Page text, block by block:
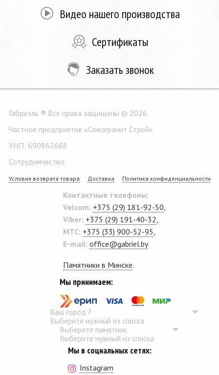
Видео нашего производства
Сертификаты
Заказать звонок
Габриэль ® Все права защищены © 2026
Частное предприятие «Союзгранит Строй»
УНП: 690862668
Сотрудничество
Условия возврата товара Доставка Политика конфиденциальности
Контактные телефоны:
Velcom: +375 (29) 181-92-50
Viber: +375 (29) 191-40-32
MTC: +375 (33) 900-52-95
E-mail: office@gabriel.by
Памятники в Минске.
Мы принимаем:
Ваш город ?
Выберите нужный из списка
Выберите памятник
Выберите нужный из списка
Мы в социальных сетях:
Instagram